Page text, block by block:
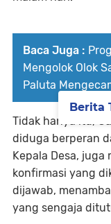
Baca Juga :
Mengolok Olok
Paluta
Tidak hanya itu,
diduga berperan
Kepala Desa, juga
konfirmasi yang
dijawab,
yang sengaja
Berita